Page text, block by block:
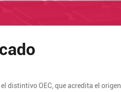
distintivo OEC, que acredita el origen